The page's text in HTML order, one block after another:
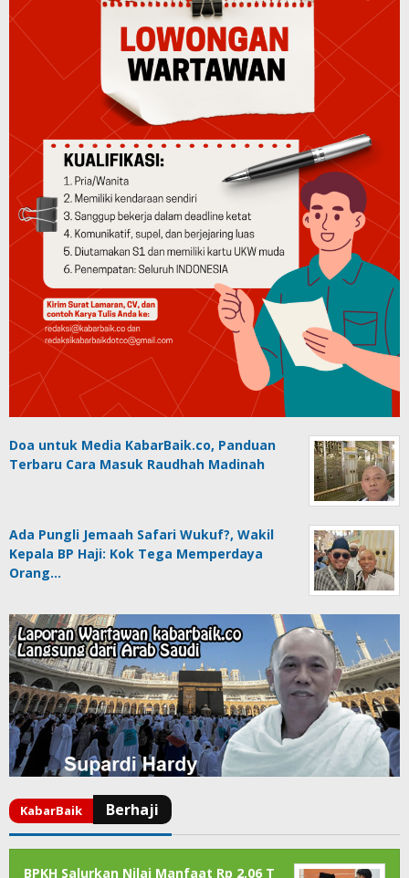
Doa untuk Media KabarBaik.co, Panduan
Terbaru Cara Masuk Raudhah Madinah
Ada Pungli Jemaah Safari Wukuf?, Wakil
Kepala BP Haji: Kok Tega Memperdaya
Orang…
BPKH Salurkan Nilai Manfaat Rp 2,06 T